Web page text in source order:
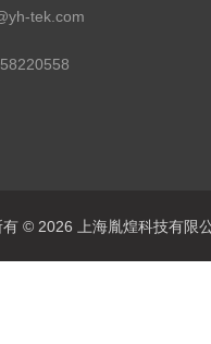
tek.com
有 © 2026 上海胤煌科技有